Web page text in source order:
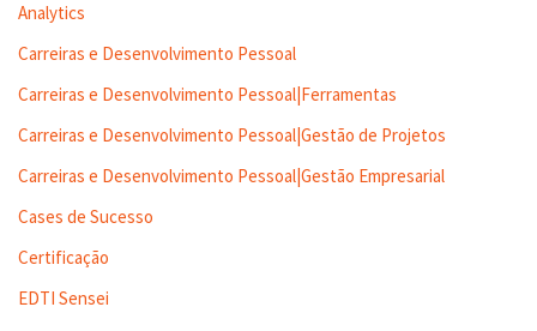
Analytics
Carreiras e Desenvolvimento Pessoal
Carreiras e Desenvolvimento Pessoal|Ferramentas
Carreiras e Desenvolvimento Pessoal|Gestão de Projetos
Carreiras e Desenvolvimento Pessoal|Gestão Empresarial
Cases de Sucesso
Certificação
EDTI Sensei